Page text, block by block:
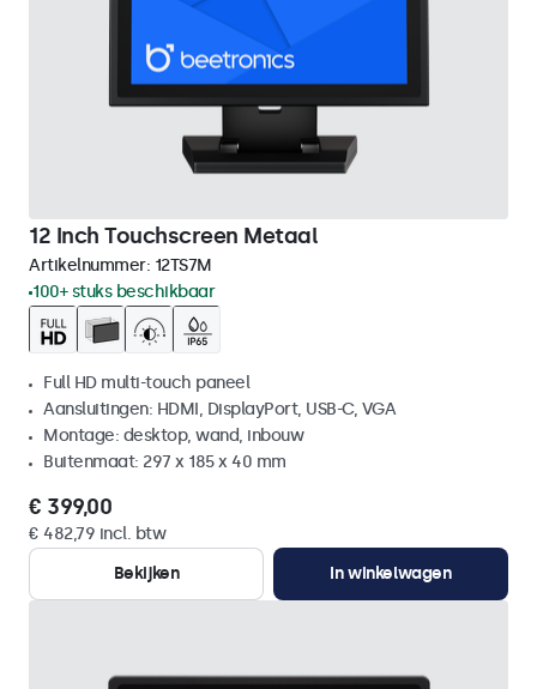
12 Inch Touchscreen Metaal
Artikelnummer: 12TS7M
100+ stuks beschikbaar
Full HD multi-touch paneel
Aansluitingen: HDMI, DisplayPort, USB-C, VGA
Montage: desktop, wand, inbouw
Buitenmaat: 297 x 185 x 40 mm
€ 399,00
€ 482,79 incl. btw
Bekijken
In winkelwagen